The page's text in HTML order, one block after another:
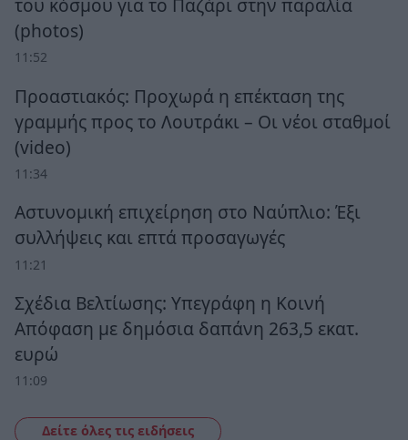
(photos)
11:52
Προαστιακός: Προχωρά η επέκταση της
γραμμής προς το Λουτράκι – Οι νέοι σταθμοί
(video)
11:34
Αστυνομική επιχείρηση στο Ναύπλιο: Έξι
συλλήψεις και επτά προσαγωγές
11:21
Σχέδια Βελτίωσης: Υπεγράφη η Κοινή
Απόφαση με δημόσια δαπάνη 263,5 εκατ.
ευρώ
11:09
Δείτε όλες τις ειδήσεις